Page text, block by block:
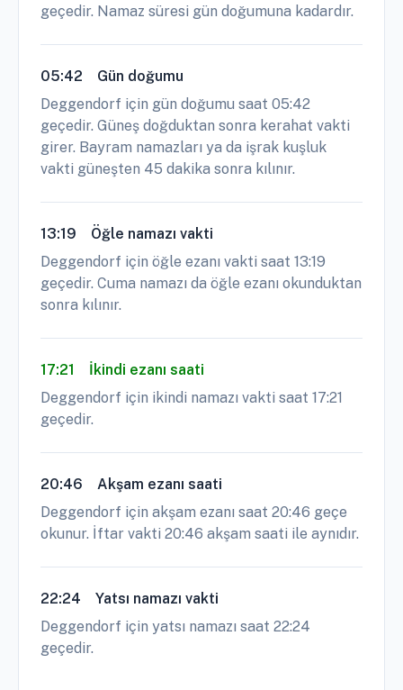
geçedir. Namaz süresi gün doğumuna kadardır.
05:42
Gün doğumu
Deggendorf için gün doğumu saat 05:42
geçedir. Güneş doğduktan sonra kerahat vakti
girer. Bayram namazları ya da işrak kuşluk
vakti güneşten 45 dakika sonra kılınır.
13:19
Öğle namazı vakti
Deggendorf için öğle ezanı vakti saat 13:19
geçedir. Cuma namazı da öğle ezanı okunduktan
sonra kılınır.
17:21
İkindi ezanı saati
Deggendorf için ikindi namazı vakti saat 17:21
geçedir.
20:46
Akşam ezanı saati
Deggendorf için akşam ezanı saat 20:46 geçe
okunur. İftar vakti 20:46 akşam saati ile aynıdır.
22:24
Yatsı namazı vakti
Deggendorf için yatsı namazı saat 22:24
geçedir.